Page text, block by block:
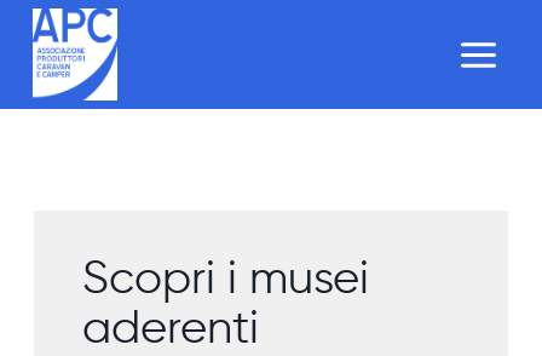
Salta
contenuto
Scopri i musei
aderenti